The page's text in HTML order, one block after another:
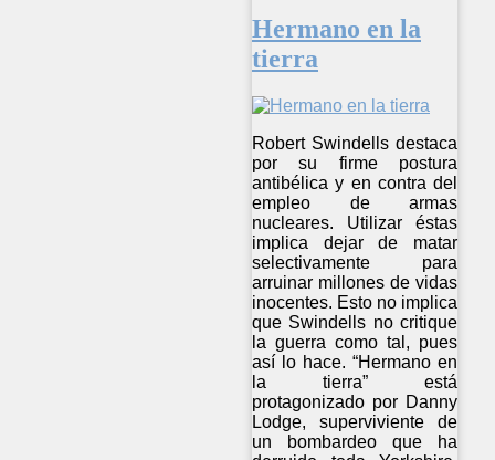
Hermano en la
tierra
Robert Swindells destaca
por su firme postura
antibélica y en contra del
empleo de armas
nucleares. Utilizar éstas
implica dejar de matar
selectivamente para
arruinar millones de vidas
inocentes. Esto no implica
que Swindells no critique
la guerra como tal, pues
así lo hace. “Hermano en
la tierra” está
protagonizado por Danny
Lodge, superviviente de
un bombardeo que ha